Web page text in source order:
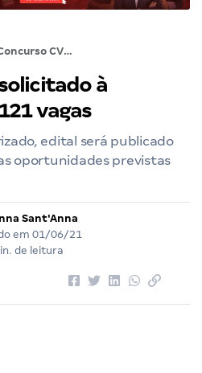
Concurso CVM solicitado à Economia! São 121 vagas
à
vagas
edital será publicado
oportunidades previstas
Sant'Anna
em 01/06/21
de leitura